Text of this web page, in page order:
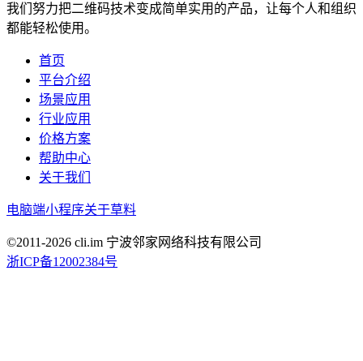
我们努力把二维码技术变成简单实用的产品，让每个人和组织
都能轻松使用。
首页
平台介绍
场景应用
行业应用
价格方案
帮助中心
关于我们
电脑端小程序关于草料
©2011-2026 cli.im 宁波邻家网络科技有限公司
浙ICP备12002384号